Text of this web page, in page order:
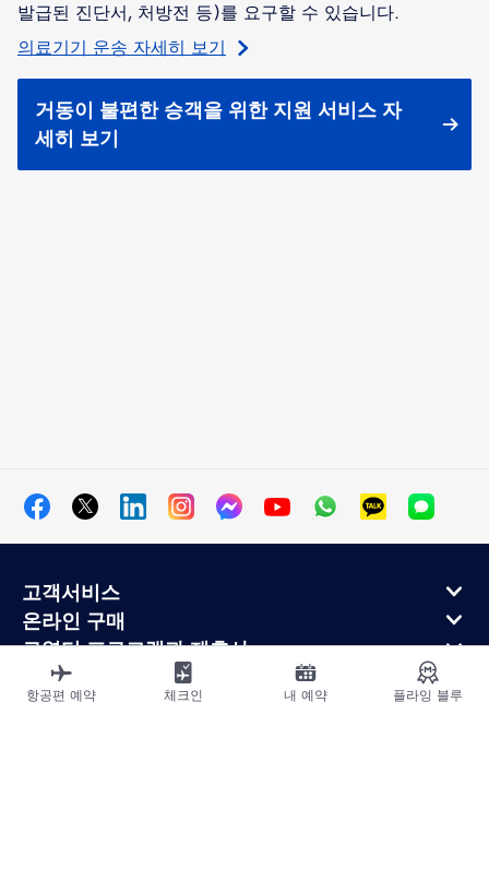
발급된 진단서, 처방전 등)를 요구할 수 있습니다.
의료기기 운송 자세히 보기
거동이 불편한 승객을 위한 지원 서비스 자
세히 보기
고객서비스
온라인 구매
로열티 프로그램과 제휴사
에어프랑스 정보
에어프랑스 모바일 앱
항공편 예약 체크인 내 예약 플라잉 블루